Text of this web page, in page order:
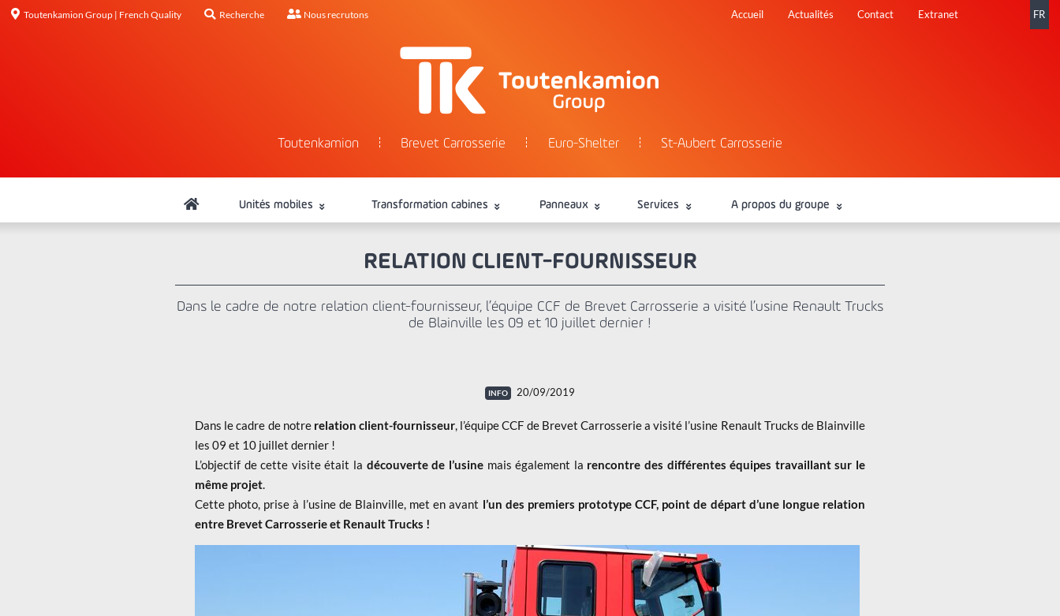
Toutenkamion Group | French Quality Recherche Nous recrutons
auAccueil Actualités Contact Extranet FR
Toutenkamion Brevet Carrosserie Euro-Shelter St-Aubert Carrosserie
Unités mobiles Transformation cabines Panneaux Services A propos du groupe
RELATION CLIENT-FOURNISSEUR
Dans le cadre de notre relation client-fournisseur, l’équipe CCF de Brevet Carrosserie a visité l’usine Renault Trucks
de Blainville les 09 et 10 juillet dernier !
20/09/2019
Dans le cadre de notre relation client-fournisseur, l’équipe CCF de Brevet Carrosserie a visité l’usine Renault Trucks de Blainville
les 09 et 10 juillet dernier !
L’objectif de cette visite était la découverte de l’usinemais également la rencontre des différentes équipes travaillant sur le
même projet.
Cette photo, prise à l’usine de Blainville, met en avant l’un des premiers prototype CCF, point de départ d’une longue relation
entre Brevet Carrosserie et Renault Trucks !